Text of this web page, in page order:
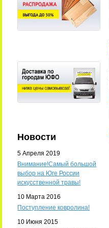
Новости
5 Апреля 2019
Внимание!Самый большой
выбор на Юге России
искусственной травы!
10 Марта 2016
Поступление ковролина!
10 Июня 2015